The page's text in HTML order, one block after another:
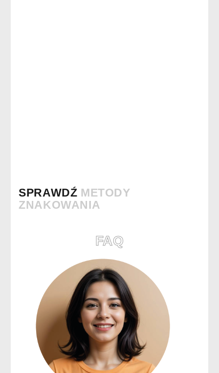
SPRAWDŹ METODY
ZNAKOWANIA
FAQ